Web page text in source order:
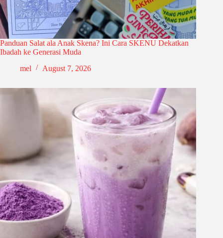
Panduan Salat ala Anak Skena? Ini Cara SKENU Dekatkan
Ibadah ke Generasi Muda
mel
August 7, 2026